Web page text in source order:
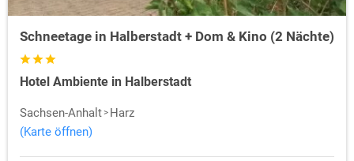
Schneetage in Halberstadt + Dom & Kino (2 Nächte)
Hotel Ambiente in Halberstadt
Sachsen-Anhalt
Harz
(Karte öffnen)